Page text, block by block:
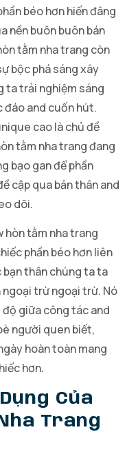
béo hơn hiến đâng
nền buôn buôn bán
tằm nha trang còn
bộc phá sáng xây
ta trải nghiệm sáng
and cuốn hút.
cao là chủ đề
tằm nha trang đang
bạo gan để phần
cập qua bản thân and
dõi.
hòn tằm nha trang
phần béo hơn liên
thân chúng ta ta
trừ ngoại trừ. Nó
giữa công tác and
người quen biết,
hoàn toàn mang
hơn.
Của
Trang